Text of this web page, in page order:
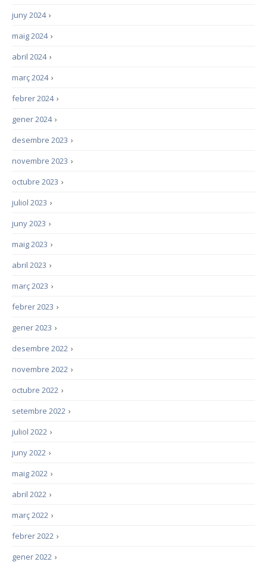
›
juny 2024
›
maig 2024
›
abril 2024
›
març 2024
›
febrer 2024
›
gener 2024
›
desembre 2023
›
novembre 2023
›
octubre 2023
›
juliol 2023
›
juny 2023
›
maig 2023
›
abril 2023
›
març 2023
›
febrer 2023
›
gener 2023
›
desembre 2022
›
novembre 2022
›
octubre 2022
›
setembre 2022
›
juliol 2022
›
juny 2022
›
maig 2022
›
abril 2022
›
març 2022
›
febrer 2022
›
gener 2022